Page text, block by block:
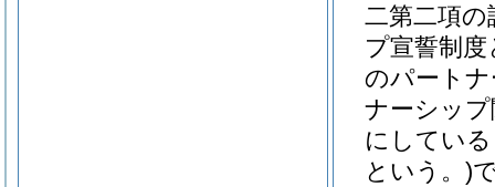
二第二項
プ宣誓制
のパート
ナーシッ
にしてい
という。)